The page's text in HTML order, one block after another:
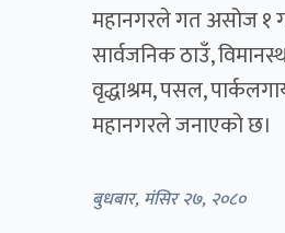
महानगरले गत असोज १
सार्वजनिक ठाउँ,
वृद्धाश्रम, पसल,
महानगरले जनाएको छ।
बुधबार, मंसिर २७, २०८०